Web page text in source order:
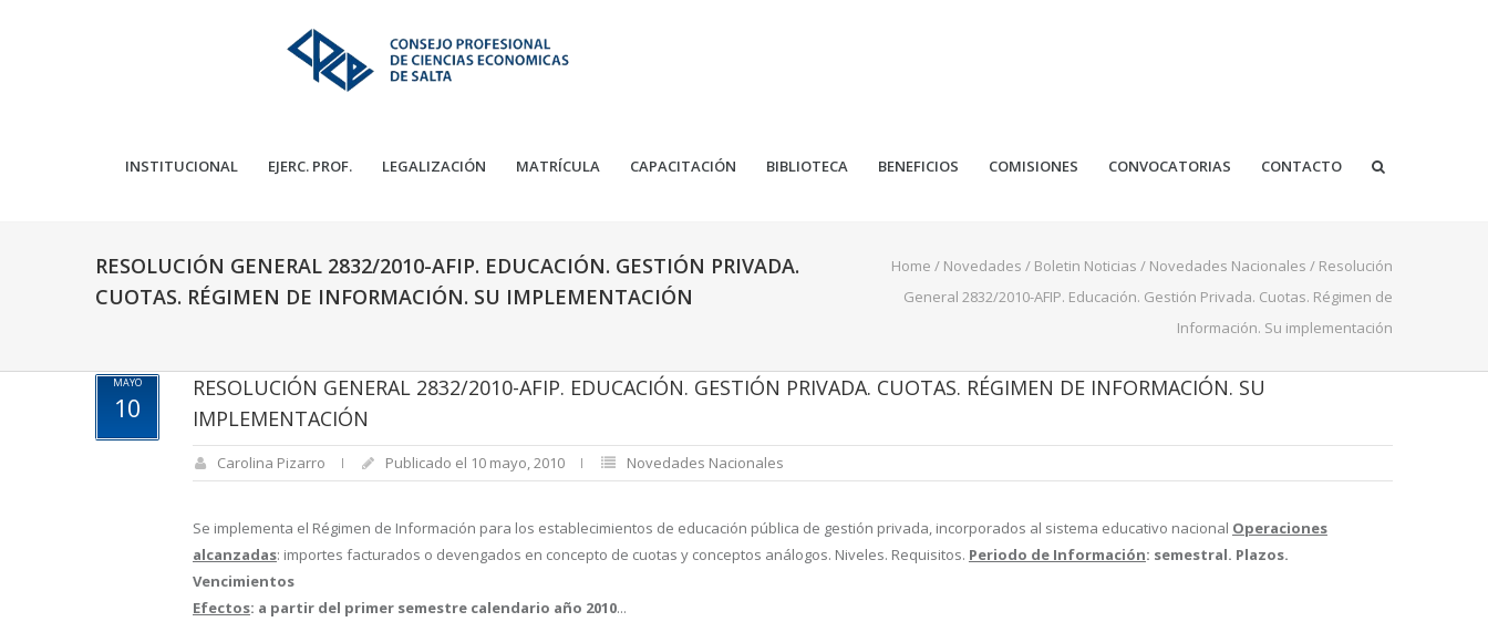
INSTITUCIONAL EJERC. PROF. LEGALIZACIÓN MATRÍCULA CAPACITACIÓN BIBLIOTECA BENEFICIOS COMISIONES CONVOCATORIAS CONTACTO
RESOLUCIÓN GENERAL 2832/2010-AFIP. EDUCACIÓN. GESTIÓN PRIVADA.
CUOTAS. RÉGIMEN DE INFORMACIÓN. SU IMPLEMENTACIÓN
Home / Novedades / Boletin Noticias / Novedades Nacionales / Resolución
General 2832/2010-AFIP. Educación. Gestión Privada. Cuotas. Régimen de
Información. Su implementación
MAYO
10
RESOLUCIÓN GENERAL 2832/2010-AFIP. EDUCACIÓN. GESTIÓN PRIVADA. CUOTAS. RÉGIMEN DE INFORMACIÓN. SU
IMPLEMENTACIÓN
Carolina Pizarro Publicado el 10 mayo, 2010 Novedades Nacionales
Se implementa el Régimen de Información para los establecimientos de educación pública de gestión privada, incorporados al sistema educativo nacional Operaciones
alcanzadas: importes facturados o devengados en concepto de cuotas y conceptos análogos. Niveles. Requisitos. Periodo de Información: semestral. Plazos.
Vencimientos
Efectos: a partir del primer semestre calendario año 2010...